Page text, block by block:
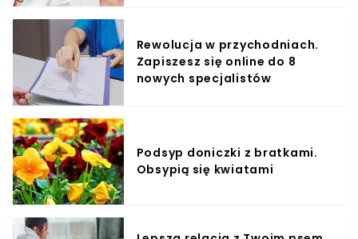
Rewolucja w przychodniach.
Zapiszesz się online do 8
nowych specjalistów
Podsyp doniczki z bratkami.
Obsypią się kwiatami